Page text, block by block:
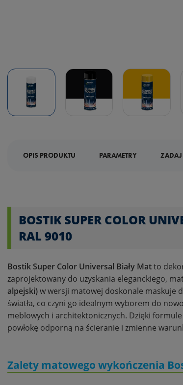
OPIS PRODUKTU PARAMETRY ZADAJ
BOSTIK SUPER COLOR
RAL 9010
Bostik Super Color Universal Biały Matto
zaprojektowany do uzyskania eleganckiego,
alpejski)w wersji matowej doskonale maskuje
światła, co czyni go idealnym wyborem do
meblowych i architektonicznych. Dzięki formule
powłokę odporną na ścieranie i zmienne
Zalety matowego wykończenia